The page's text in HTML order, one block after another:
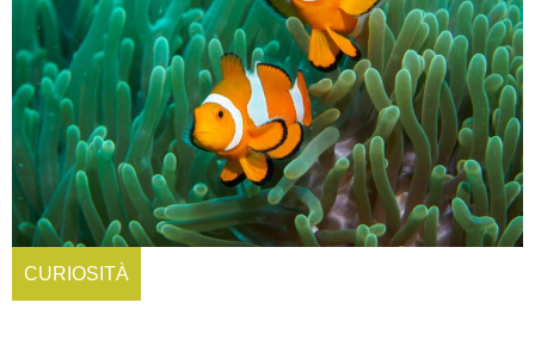
CURIOSITÀ